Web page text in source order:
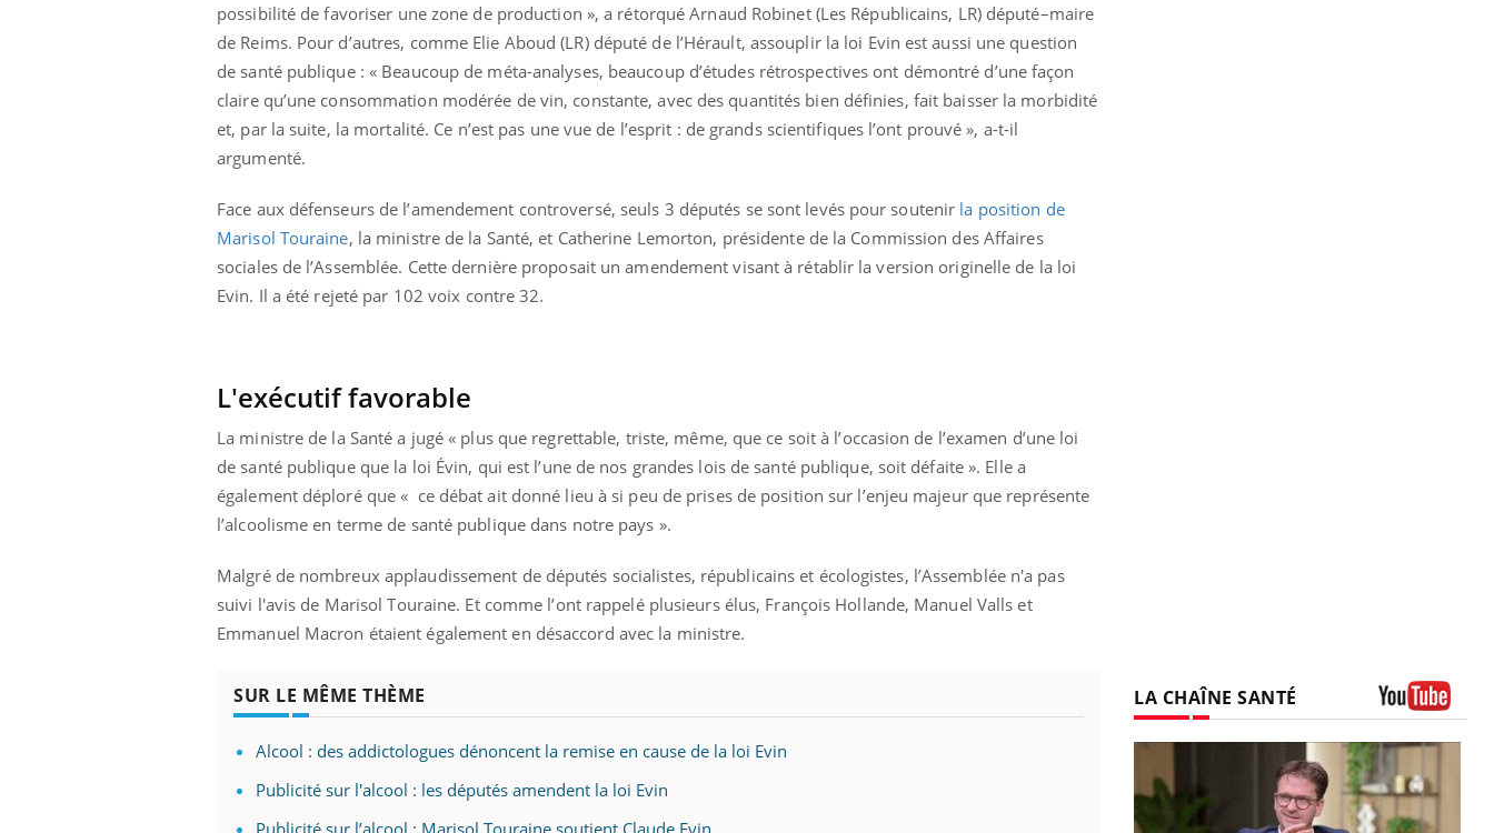
possibilité de favoriser une zone de production », a rétorqué Arnaud Robinet (Les Républicains, LR) député–maire
de Reims. Pour d’autres, comme Elie Aboud (LR) député de l’Hérault, assouplir la loi Evin est aussi une question
de santé publique : « Beaucoup de méta-analyses, beaucoup d’études rétrospectives ont démontré d’une façon
claire qu’une consommation modérée de vin, constante, avec des quantités bien définies, fait baisser la morbidité
et, par la suite, la mortalité. Ce n’est pas une vue de l’esprit : de grands scientifiques l’ont prouvé », a-t-il
argumenté.
Face aux défenseurs de l’amendement controversé, seuls 3 députés se sont levés pour soutenir la position de
Marisol Touraine, la ministre de la Santé, et Catherine Lemorton, présidente de la Commission des Affaires
sociales de l’Assemblée. Cette dernière proposait un amendement visant à rétablir la version originelle de la loi
Evin. Il a été rejeté par 102 voix contre 32.
L'exécutif favorable
La ministre de la Santé a jugé « plus que regrettable, triste, même, que ce soit à l’occasion de l’examen d’une loi
de santé publique que la loi Évin, qui est l’une de nos grandes lois de santé publique, soit défaite ». Elle a
également déploré que « ce débat ait donné lieu à si peu de prises de position sur l’enjeu majeur que représente
l’alcoolisme en terme de santé publique dans notre pays ».
Malgré de nombreux applaudissement de députés socialistes, républicains et écologistes, l’Assemblée n'a pas
suivi l'avis de Marisol Touraine. Et comme l’ont rappelé plusieurs élus, François Hollande, Manuel Valls et
Emmanuel Macron étaient également en désaccord avec la ministre.
SUR LE MÊME THÈME
Alcool : des addictologues dénoncent la remise en cause de la loi Evin
Publicité sur l'alcool : les députés amendent la loi Evin
Publicité sur l’alcool : Marisol Touraine soutient Claude Evin
LA CHAÎNE SANTÉ